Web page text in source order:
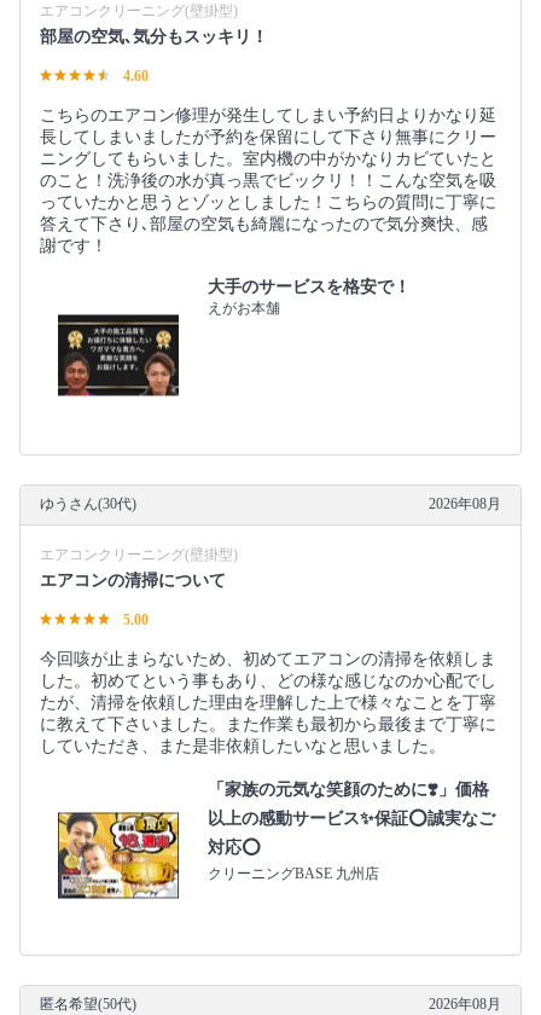
エアコンクリーニング(壁掛型)
部屋の空気､気分もスッキリ！
4.60
こちらのエアコン修理が発生してしまい予約日よりかなり延
長してしまいましたが予約を保留にして下さり無事にクリー
ニングしてもらいました。室内機の中がかなりカビていたと
のこと！洗浄後の水が真っ黒でビックリ！！こんな空気を吸
っていたかと思うとゾッとしました！こちらの質問に丁寧に
答えて下さり､部屋の空気も綺麗になったので気分爽快、感
謝です！
大手のサービスを格安で！
えがお本舗
ゆうさん(30代) 2026年08月
エアコンクリーニング(壁掛型)
エアコンの清掃について
5.00
今回咳が止まらないため、初めてエアコンの清掃を依頼しま
した。初めてという事もあり、どの様な感じなのか心配でし
たが、清掃を依頼した理由を理解した上で様々なことを丁寧
に教えて下さいました。また作業も最初から最後まで丁寧に
していただき、また是非依頼したいなと思いました。
「家族の元気な笑顔のために❣️」価格
以上の感動サービス✨保証⭕️誠実なご
対応⭕️
クリーニングBASE 九州店
匿名希望(50代) 2026年08月